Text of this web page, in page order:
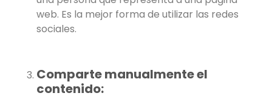
web. Es la mejor forma de utilizar las redes
sociales.
Comparte manualmente el
contenido: